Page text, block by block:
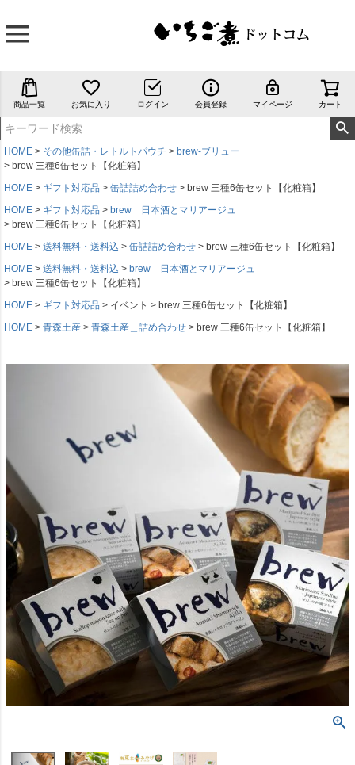
商品一覧 お気に入り ログイン 会員登録 マイページ カート
HOME その他缶詰・レトルトパウチ
brew-ブリュー
brew 三種6缶セット【化粧箱】
HOME
ギフト対応品 缶詰詰め合わせ
brew 三種6缶セット【化粧箱】
HOME
ギフト対応品
brew 日本酒とマリアージュ
brew 三種6缶セット【化粧箱】
HOME
送料無料・送料込 缶詰詰め合わせ
brew 三種6缶セット【化粧箱】
HOME
送料無料・送料込
brew 日本酒とマリアージュ
brew 三種6缶セット【化粧箱】
HOME
ギフト対応品 イベント
brew 三種6缶セット【化粧箱】
HOME
青森土産 青森土産＿詰め合わせ brew 三種6缶セット【化粧箱】